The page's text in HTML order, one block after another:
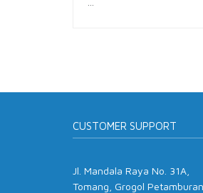
CUSTOMER SUPPORT
Jl. Mandala Raya No. 31A,
Tomang, Grogol Petamburan,